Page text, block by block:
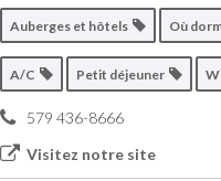
Auberges et hôtels Où
A/C Petit déjeuner
579 436-8666
Visitez notre site